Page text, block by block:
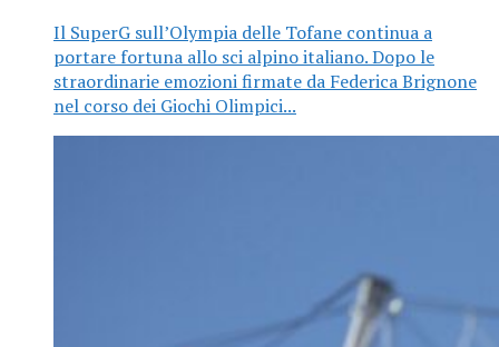
Il SuperG sull’Olympia delle Tofane continua a
portare fortuna allo sci alpino italiano. Dopo le
straordinarie emozioni firmate da Federica Brignone
nel corso dei Giochi Olimpici...